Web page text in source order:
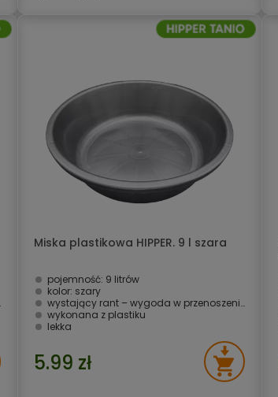
Miska plastikowa HIPPER. 9 l szara
pojemność: 9 litrów
kolor: szary
wystający rant – wygoda w przenoszeniu
wykonana z plastiku
lekka
5.99 zł